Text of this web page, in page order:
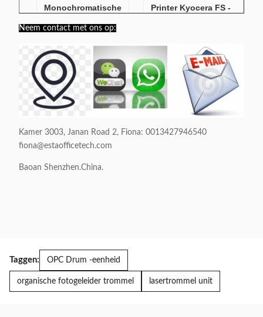
Monochromatische
Ecosys P2040dn
Printer Kyocera FS -
Neem contact met ons op:
Kamer 3003, Janan Road 2, Fiona: 0013427946540
fiona@estaofficetech.com
Baoan Shenzhen.China.
Taggen: OPC Drum -eenheid
organische fotogeleider trommel lasertrommel unit